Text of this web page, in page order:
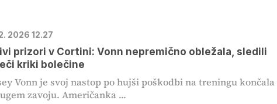
2026 12.27
prizori v Cortini: Vonn nepremično obležala, sledili
kriki bolečine
Vonn je svoj nastop po hujši poškodbi na treningu končala
zavoju. Američanka ...